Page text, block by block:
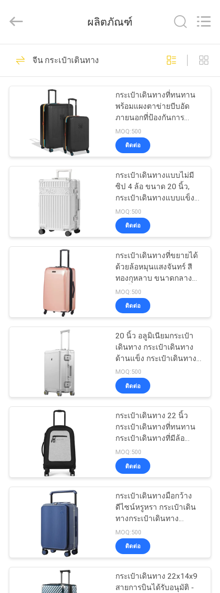
บ้าน
สินค้า
กับ
โรงงาน
ควบคุม
คุณภาพ
แผนผัง
เว็บไซต์
PRIVACY
POLICY
Limited.
กรณีฮาร์ด EVA
69
กล่องเก็บของ EVA
49
กระเป๋าใส่ EVA
33
กระเป๋าเก็บเงิน
กระเป๋าซิปธนาคาร
134
23
ผลิตภัณฑ์
จีน กระเป๋าเดินทาง
กระเป๋าเดินทางที่ทนทาน
พร้อมแผงตาข่ายบีบอัด
ภายนอกที่ป้องกันการ
แตกหักและสายรัดบีบอัด
ออกแบบมาเพื่อการเดิน
ทางที่สะดวกสบาย
MOQ:500
ติดต่อ
กระเป๋าเดินทางแบบไม่มี
ซิป 4 ล้อ ขนาด 20 นิ้ว,
กระเป๋าเดินทางแบบแข็ง
พร้อม PC+ABS, ล็อค TSA,
มุมโลหะ 4 อัน, สีขาว
MOQ:500
ติดต่อ
กระเป๋าเดินทางที่ขยายได้
ด้วยล้อหมุนแสงจันทร์ สี
ทองกุหลาบ ขนาดกลาง
24 นิ้ว
MOQ:500
ติดต่อ
20 นิ้ว อลูมิเนียมกระเป๋า
เดินทาง กระเป๋าเดินทาง
ด้านแข็ง กระเป๋าเดินทาง
ไม่มีซิป พร้อม TSA Lock
และ Spinner Wheels -
เงิน
MOQ:500
ติดต่อ
กระเป๋าเดินทาง 22 นิ้ว
กระเป๋าเดินทางที่ทนทาน
กระเป๋าเดินทางที่มีล้อ
กระเป๋าเดินทางเบา
MOQ:500
ติดต่อ
กระเป๋าเดินทางมือกว้าง
ดีไซน์หรูหรา กระเป๋าเดิน
ทางกระเป๋าเดินทาง
คอมพิวเตอร์ Hardside
ด้วยกรอบอลูมิเนียม
MOQ:500
ติดต่อ
กระเป๋าเดินทาง 22x14x9
สายการบินได้รับอนุมัติ -